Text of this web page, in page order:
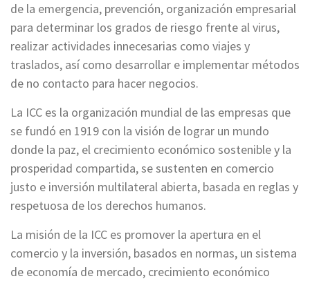
de la emergencia, prevención, organización empresarial
para determinar los grados de riesgo frente al virus,
realizar actividades innecesarias como viajes y
traslados, así como desarrollar e implementar métodos
de no contacto para hacer negocios.
La ICC es la organización mundial de las empresas que
se fundó en 1919 con la visión de lograr un mundo
donde la paz, el crecimiento económico sostenible y la
prosperidad compartida, se sustenten en comercio
justo e inversión multilateral abierta, basada en reglas y
respetuosa de los derechos humanos.
La misión de la ICC es promover la apertura en el
comercio y la inversión, basados en normas, un sistema
de economía de mercado, crecimiento económico